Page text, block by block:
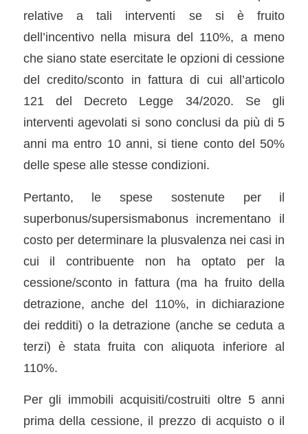
relative a tali interventi se si è fruito
dell’incentivo nella misura del 110%, a meno
che siano state esercitate le opzioni di cessione
del credito/sconto in fattura di cui all’articolo
121 del Decreto Legge 34/2020. Se gli
interventi agevolati si sono conclusi da più di 5
anni ma entro 10 anni, si tiene conto del 50%
delle spese alle stesse condizioni.
Pertanto, le spese sostenute per il
superbonus/supersismabonus incrementano il
costo per determinare la plusvalenza nei casi in
cui il contribuente non ha optato per la
cessione/sconto in fattura (ma ha fruito della
detrazione, anche del 110%, in dichiarazione
dei redditi) o la detrazione (anche se ceduta a
terzi) è stata fruita con aliquota inferiore al
110%.
Per gli immobili acquisiti/costruiti oltre 5 anni
prima della cessione, il prezzo di acquisto o il